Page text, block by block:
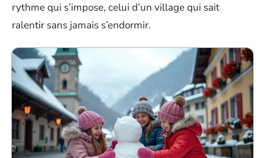
rythme qui s’impose, celui d’un village qui sait
ralentir sans jamais s’endormir.